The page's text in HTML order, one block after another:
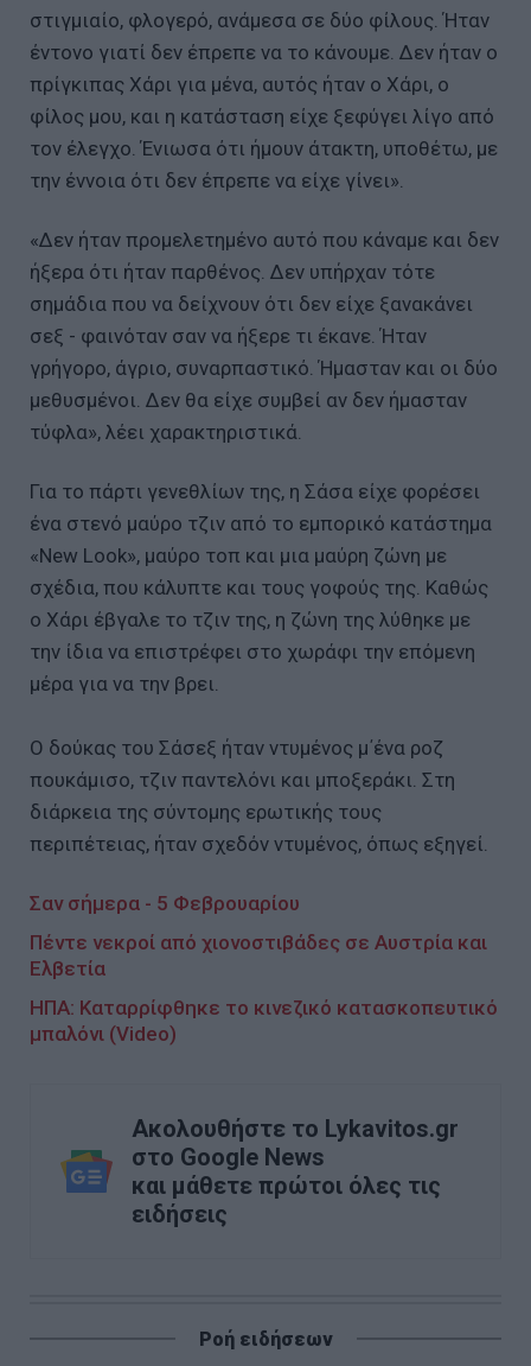
στιγμιαίο, φλογερό, ανάμεσα σε δύο φίλους. Ήταν
έντονο γιατί δεν έπρεπε να το κάνουμε. Δεν ήταν ο
πρίγκιπας Χάρι για μένα, αυτός ήταν ο Χάρι, ο
φίλος μου, και η κατάσταση είχε ξεφύγει λίγο από
τον έλεγχο. Ένιωσα ότι ήμουν άτακτη, υποθέτω, με
την έννοια ότι δεν έπρεπε να είχε γίνει».
«Δεν ήταν προμελετημένο αυτό που κάναμε και δεν
ήξερα ότι ήταν παρθένος. Δεν υπήρχαν τότε
σημάδια που να δείχνουν ότι δεν είχε ξανακάνει
σεξ - φαινόταν σαν να ήξερε τι έκανε. Ήταν
γρήγορο, άγριο, συναρπαστικό. Ήμασταν και οι δύο
μεθυσμένοι. Δεν θα είχε συμβεί αν δεν ήμασταν
τύφλα», λέει χαρακτηριστικά.
Για το πάρτι γενεθλίων της, η Σάσα είχε φορέσει
ένα στενό μαύρο τζιν από το εμπορικό κατάστημα
«New Look», μαύρο τοπ και μια μαύρη ζώνη με
σχέδια, που κάλυπτε και τους γοφούς της. Καθώς
ο Χάρι έβγαλε το τζιν της, η ζώνη της λύθηκε με
την ίδια να επιστρέφει στο χωράφι την επόμενη
μέρα για να την βρει.
Ο δούκας του Σάσεξ ήταν ντυμένος μ΄ένα ροζ
πουκάμισο, τζιν παντελόνι και μποξεράκι. Στη
διάρκεια της σύντομης ερωτικής τους
περιπέτειας, ήταν σχεδόν ντυμένος, όπως εξηγεί.
Σαν σήμερα - 5 Φεβρουαρίου
Πέντε νεκροί από χιονοστιβάδες σε Αυστρία και
Ελβετία
ΗΠΑ: Καταρρίφθηκε το κινεζικό κατασκοπευτικό
μπαλόνι (Video)
Ακολουθήστε το Lykavitos.gr
στο Google News
και μάθετε πρώτοι όλες τις
ειδήσεις
Ροή ειδήσεων